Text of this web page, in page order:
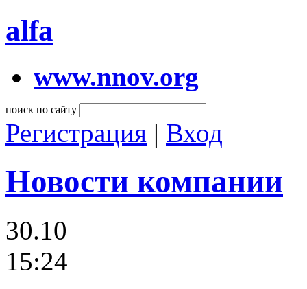
alfa
www.nnov.org
поиск по сайту
Регистрация | Вход
Новости компании
30.10
15:24